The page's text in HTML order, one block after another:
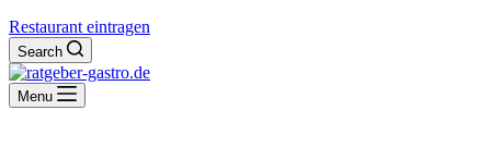
Restaurant eintragen
Search
Menu